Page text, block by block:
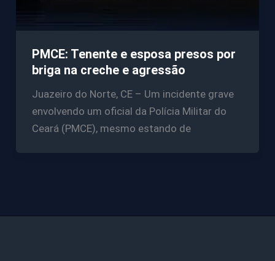
PMCE: Tenente e esposa presos por
briga na creche e agressão
Juazeiro do Norte, CE – Um incidente grave
envolvendo um oficial da Polícia Militar do
Ceará (PMCE), mesmo estando de